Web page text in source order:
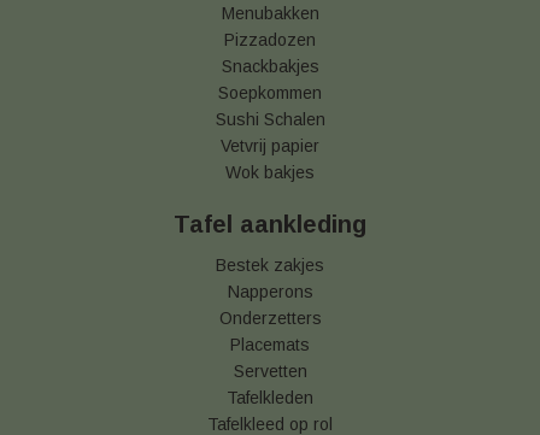
Menubakken
Pizzadozen
Snackbakjes
Soepkommen
Sushi Schalen
Vetvrij papier
Wok bakjes
Tafel aankleding
Bestek zakjes
Napperons
Onderzetters
Placemats
Servetten
Tafelkleden
Tafelkleed op rol